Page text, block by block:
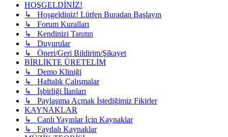
HOŞGELDİNİZ!
↳ Hoşgeldiniz! Lütfen Buradan Başlayın
↳ Forum Kuralları
↳ Kendinizi Tanıtın
↳ Duyurular
↳ Öneri/Geri Bildirim/Şikayet
BİRLİKTE ÜRETELİM
↳ Demo Kliniği
↳ Haftalık Çalışmalar
↳ İşbirliği İlanları
↳ Paylaşıma Açmak İstediğimiz Fikirler
KAYNAKLAR
↳ Canlı Yayınlar İçin Kaynaklar
↳ Faydalı Kaynaklar